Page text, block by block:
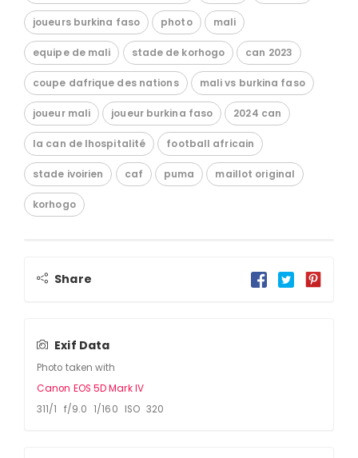
joueurs burkina faso photo mali
equipe de mali stade de korhogo can 2023
coupe dafrique des nations mali vs burkina faso
joueur mali joueur burkina faso 2024 can
la can de lhospitalité football africain
stade ivoirien caf puma maillot original
korhogo
Share
Exif Data
Photo taken with
Canon EOS 5D Mark IV
311/1 f/9.0 1/160 ISO 320